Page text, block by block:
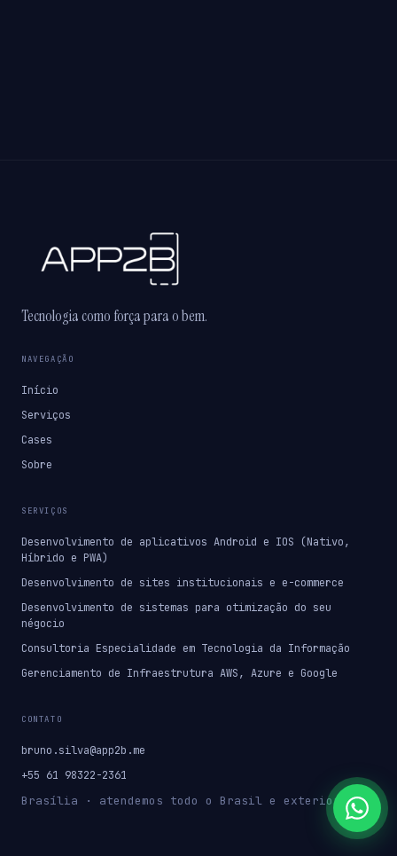
Tecnologia como força para o bem.
NAVEGAÇÃO
Início
Serviços
Cases
Sobre
SERVIÇOS
Desenvolvimento de aplicativos Android e IOS (Nativo,
Híbrido e PWA)
Desenvolvimento de sites institucionais e e-commerce
Desenvolvimento de sistemas para otimização do seu
négocio
Consultoria Especialidade em Tecnologia da Informação
Gerenciamento de Infraestrutura AWS, Azure e Google
CONTATO
bruno.silva@app2b.me
+55 61 98322-2361
Brasília · atendemos todo o Brasil e exterior